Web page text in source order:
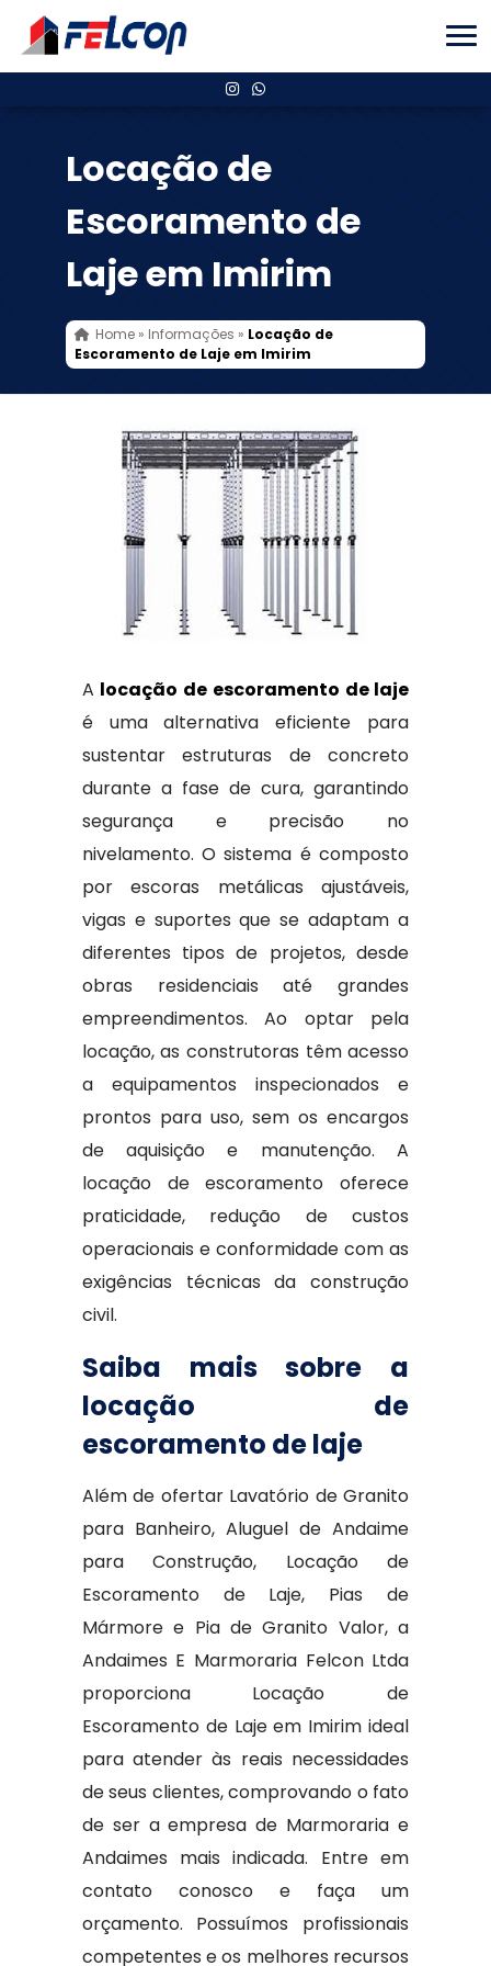
Locação de
Escoramento de
Laje em Imirim
Home» Informações » Locação de
Escoramento de Laje em Imirim
A locação de escoramento de laje
é uma alternativa eficiente para
sustentar estruturas de concreto
durante a fase de cura, garantindo
segurança e precisão no
nivelamento. O sistema é composto
por escoras metálicas ajustáveis,
vigas e suportes que se adaptam a
diferentes tipos de projetos, desde
obras residenciais até grandes
empreendimentos. Ao optar pela
locação, as construtoras têm acesso
a equipamentos inspecionados e
prontos para uso, sem os encargos
de aquisição e manutenção. A
locação de escoramento oferece
praticidade, redução de custos
operacionais e conformidade com as
exigências técnicas da construção
civil.
Saiba mais sobre a
locação de
escoramento de laje
Além de ofertar Lavatório de Granito
para Banheiro, Aluguel de Andaime
para Construção, Locação de
Escoramento de Laje, Pias de
Mármore e Pia de Granito Valor, a
Andaimes E Marmoraria Felcon Ltda
proporciona Locação de
Escoramento de Laje em Imirim ideal
para atender às reais necessidades
de seus clientes, comprovando o fato
de ser a empresa de Marmoraria e
Andaimes mais indicada. Entre em
contato conosco e faça um
orçamento. Possuímos profissionais
competentes e os melhores recursos